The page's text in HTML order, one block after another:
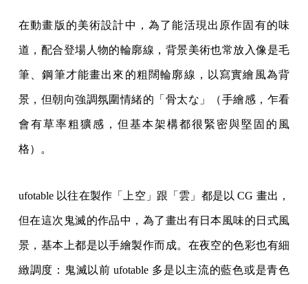
在動畫版的美術設計中，為了能活現出原作固有的味
道，配合登場人物的輪廓線，背景美術也常放入像是毛
筆、鋼筆才能畫出來的粗闊輪廓線，以寫實繪風為背
景，但朝向強調氛圍情緒的「骨太な」（手繪感，乍看
會有草率粗獷感，但基本架構都很緊密與堅固的風
格）。
ufotable 以往在製作「上空」跟「雲」都是以 CG 畫出，
但在這次鬼滅的作品中，為了畫出有日本風味的日式風
景，基本上都是以手繪製作而成。在夜空的色彩也有細
緻調度：鬼滅以前 ufotable 多是以主流的藍色或是青色